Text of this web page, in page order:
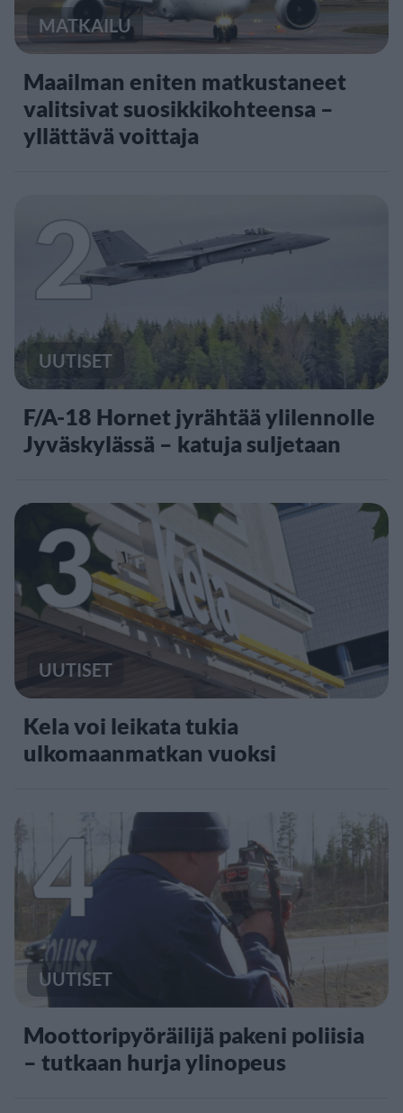
MATKAILU
Maailman eniten matkustaneet
valitsivat suosikkikohteensa –
yllättävä voittaja
2
UUTISET
F/A-18 Hornet jyrähtää ylilennolle
Jyväskylässä – katuja suljetaan
3
UUTISET
Kela voi leikata tukia
ulkomaanmatkan vuoksi
4
UUTISET
Moottoripyöräilijä pakeni poliisia
– tutkaan hurja ylinopeus